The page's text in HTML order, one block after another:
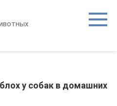
у собак в домашних